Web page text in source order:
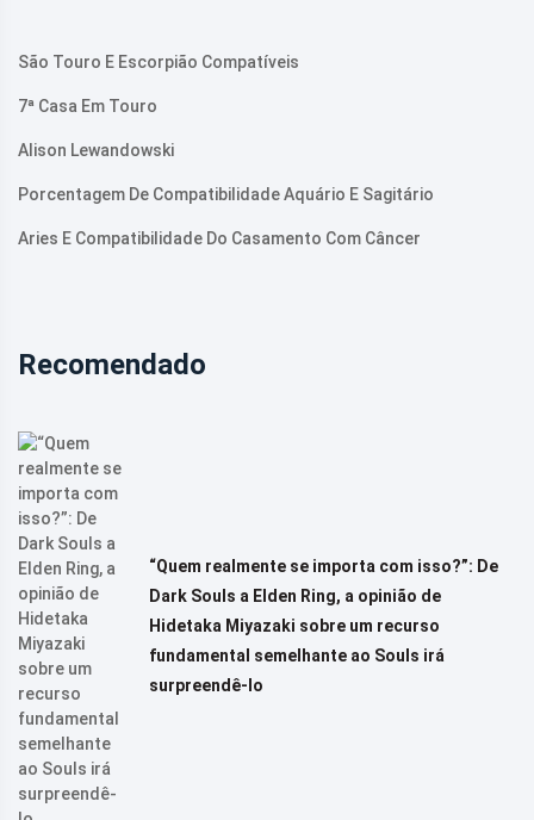
São Touro E Escorpião Compatíveis
7ª Casa Em Touro
Alison Lewandowski
Porcentagem De Compatibilidade Aquário E Sagitário
Aries E Compatibilidade Do Casamento Com Câncer
Recomendado
“Quem realmente se importa com isso?”: De
Dark Souls a Elden Ring, a opinião de
Hidetaka Miyazaki sobre um recurso
fundamental semelhante ao Souls irá
surpreendê-lo